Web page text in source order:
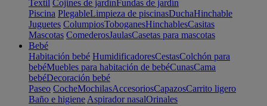
Textil Cojines de jardínFundas de jardín
Piscina PlegableLimpieza de piscinasDuchaHinchable
Juguetes ColumpiosToboganesHinchablesCasitas
Mascotas ComederosJaulasCasetas para mascotas
Bebé
Habitación bebé HumidificadoresCestasColchón para
bebéMuebles para habitación de bebéCunasCama
bebéDecoración bebé
Paseo CocheMochilasAccesoriosCapazosCarrito ligero
Baño e higiene Aspirador nasalOrinales